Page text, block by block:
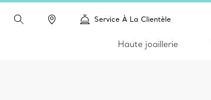
Service À La Clientèle
Haute joaillerie